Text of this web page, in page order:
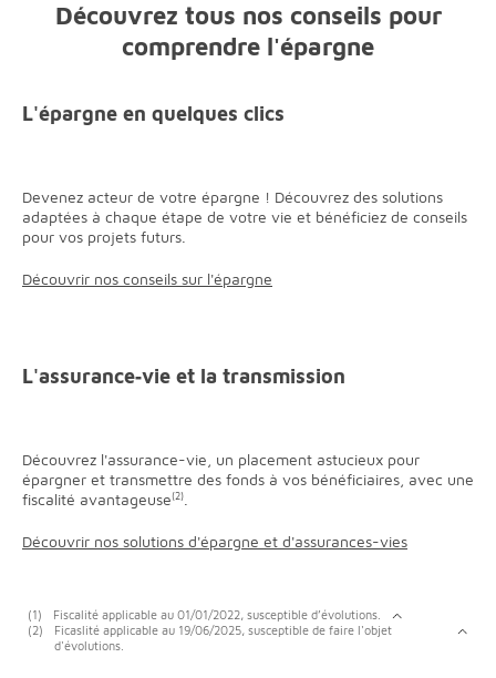
Découvrez tous nos conseils pour
comprendre l'épargne
L'épargne en quelques clics
Devenez acteur de votre épargne ! Découvrez des solutions
adaptées à chaque étape de votre vie et bénéficiez de conseils
pour vos projets futurs.
Découvrir nos conseils sur l'épargne
L'assurance‐vie et la transmission
Découvrez l'assurance-vie, un placement astucieux pour
épargner et transmettre des fonds à vos bénéficiaires, avec une
fiscalité avantageuse(2).
Découvrir nos solutions d'épargne et d'assurances-vies
(1)
Fiscalité applicable au 01/01/2022, susceptible d’évolutions.
(2)
Ficaslité applicable au 19/06/2025, susceptible de faire l'objet
d'évolutions.